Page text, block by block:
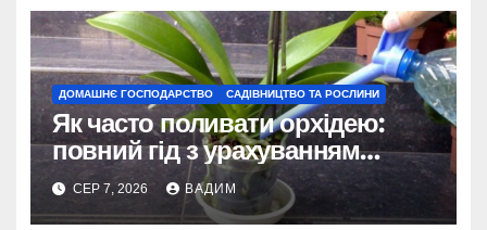
ДОМАШНЄ ГОСПОДАРСТВО САДІВНИЦТВО ТА РОСЛИНИ
Як часто поливати орхідею:
повний гід з урахуванням
сезону та виду
СЕР 7, 2026 ВАДИМ